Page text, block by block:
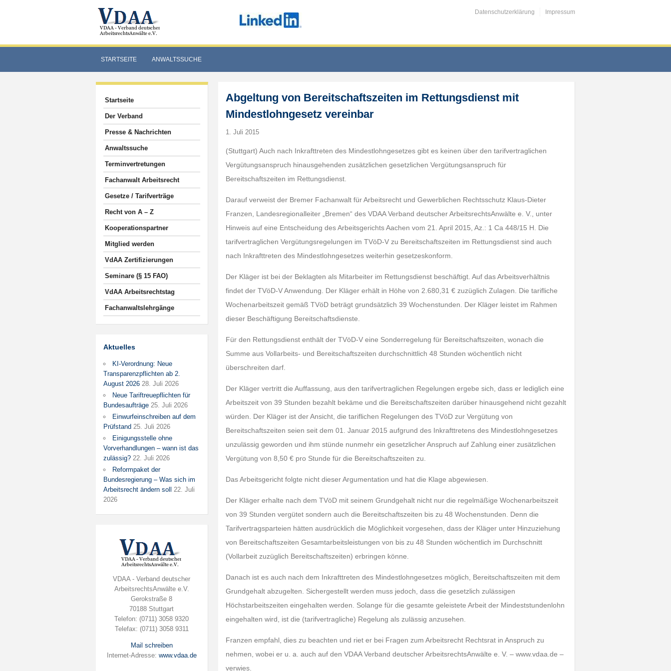
Datenschutzerklärung Impressum
STARTSEITE ANWALTSSUCHE
Startseite
Der Verband
Presse & Nachrichten
Anwaltssuche
Terminvertretungen
Fachanwalt Arbeitsrecht
Gesetze / Tarifverträge
Recht von A – Z
Kooperationspartner
Mitglied werden
VdAA Zertifizierungen
Seminare (§ 15 FAO)
VdAA Arbeitsrechtstag
Fachanwaltslehrgänge
Aktuelles
KI-Verordnung: Neue
Transparenzpflichten ab 2.
August 2026 28. Juli 2026
Neue Tariftreuepflichten für
Bundesaufträge 25. Juli 2026
Einwurfeinschreiben auf dem
Prüfstand 25. Juli 2026
Einigungsstelle ohne
Vorverhandlungen – wann ist das
zulässig? 22. Juli 2026
Reformpaket der
Bundesregierung – Was sich im
Arbeitsrecht ändern soll
22. Juli
2026
VDAA - Verband deutscher
ArbeitsrechtsAnwälte e.V.
Gerokstraße 8
70188 Stuttgart
Telefon: (0711) 3058 9320
Telefax: (0711) 3058 9311
Mail schreiben
Internet-Adresse: www.vdaa.de
Abgeltung von Bereitschaftszeiten im Rettungsdienst mit
Mindestlohngesetz vereinbar
1. Juli 2015
(Stuttgart) Auch nach Inkrafttreten des Mindestlohngesetzes gibt es keinen über den tarifvertraglichen
Vergütungsanspruch hinausgehenden zusätzlichen gesetzlichen Vergütungsanspruch für
Bereitschaftszeiten im Rettungsdienst.
Darauf verweist der Bremer Fachanwalt für Arbeitsrecht und Gewerblichen Rechtsschutz Klaus-Dieter
Franzen, Landesregionalleiter „Bremen“ des VDAA Verband deutscher ArbeitsrechtsAnwälte e. V., unter
Hinweis auf eine Entscheidung des Arbeitsgerichts Aachen vom 21. April 2015, Az.: 1 Ca 448/15 H. Die
tarifvertraglichen Vergütungsregelungen im TVöD-V zu Bereitschaftszeiten im Rettungsdienst sind auch
nach Inkrafttreten des Mindestlohngesetzes weiterhin gesetzeskonform.
Der Kläger ist bei der Beklagten als Mitarbeiter im Rettungsdienst beschäftigt. Auf das Arbeitsverhältnis
findet der TVöD-V Anwendung. Der Kläger erhält in Höhe von 2.680,31 € zuzüglich Zulagen. Die tarifliche
Wochenarbeitszeit gemäß TVöD beträgt grundsätzlich 39 Wochenstunden. Der Kläger leistet im Rahmen
dieser Beschäftigung Bereitschaftsdienste.
Für den Rettungsdienst enthält der TVöD-V eine Sonderregelung für Bereitschaftszeiten, wonach die
Summe aus Vollarbeits- und Bereitschaftszeiten durchschnittlich 48 Stunden wöchentlich nicht
überschreiten darf.
Der Kläger vertritt die Auffassung, aus den tarifvertraglichen Regelungen ergebe sich, dass er lediglich eine
Arbeitszeit von 39 Stunden bezahlt bekäme und die Bereitschaftszeiten darüber hinausgehend nicht gezahlt
würden. Der Kläger ist der Ansicht, die tariflichen Regelungen des TVöD zur Vergütung von
Bereitschaftszeiten seien seit dem 01. Januar 2015 aufgrund des Inkrafttretens des Mindestlohngesetzes
unzulässig geworden und ihm stünde nunmehr ein gesetzlicher Anspruch auf Zahlung einer zusätzlichen
Vergütung von 8,50 € pro Stunde für die Bereitschaftszeiten zu.
Das Arbeitsgericht folgte nicht dieser Argumentation und hat die Klage abgewiesen.
Der Kläger erhalte nach dem TVöD mit seinem Grundgehalt nicht nur die regelmäßige Wochenarbeitszeit
von 39 Stunden vergütet sondern auch die Bereitschaftszeiten bis zu 48 Wochenstunden. Denn die
Tarifvertragsparteien hätten ausdrücklich die Möglichkeit vorgesehen, dass der Kläger unter Hinzuziehung
von Bereitschaftszeiten Gesamtarbeitsleistungen von bis zu 48 Stunden wöchentlich im Durchschnitt
(Vollarbeit zuzüglich Bereitschaftszeiten) erbringen könne.
Danach ist es auch nach dem Inkrafttreten des Mindestlohngesetzes möglich, Bereitschaftszeiten mit dem
Grundgehalt abzugelten. Sichergestellt werden muss jedoch, dass die gesetzlich zulässigen
Höchstarbeitszeiten eingehalten werden. Solange für die gesamte geleistete Arbeit der Mindeststundenlohn
eingehalten wird, ist die (tarifvertragliche) Regelung als zulässig anzusehen.
Franzen empfahl, dies zu beachten und riet er bei Fragen zum Arbeitsrecht Rechtsrat in Anspruch zu
nehmen, wobei er u. a. auch auf den VDAA Verband deutscher ArbeitsrechtsAnwälte e. V. – www.vdaa.de –
verwies.